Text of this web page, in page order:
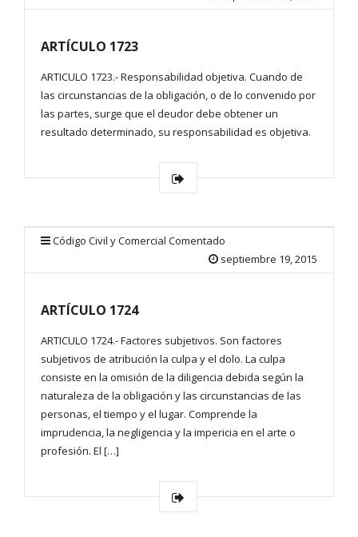
ARTÍCULO 1723
ARTICULO 1723.- Responsabilidad objetiva. Cuando de
las circunstancias de la obligación, o de lo convenido por
las partes, surge que el deudor debe obtener un
resultado determinado, su responsabilidad es objetiva.
Código Civil y Comercial Comentado
septiembre 19, 2015
ARTÍCULO 1724
ARTICULO 1724.- Factores subjetivos. Son factores
subjetivos de atribución la culpa y el dolo. La culpa
consiste en la omisión de la diligencia debida según la
naturaleza de la obligación y las circunstancias de las
personas, el tiempo y el lugar. Comprende la
imprudencia, la negligencia y la impericia en el arte o
profesión. El […]